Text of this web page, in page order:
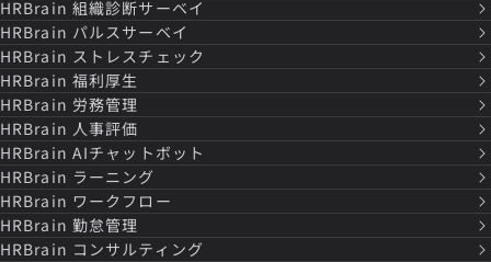
HRBrain 組織診断サーベイ
HRBrain パルスサーベイ
HRBrain ストレスチェック
HRBrain 福利厚生
HRBrain 労務管理
HRBrain 人事評価
HRBrain AIチャットボット
HRBrain ラーニング
HRBrain ワークフロー
HRBrain 勤怠管理
HRBrain コンサルティング